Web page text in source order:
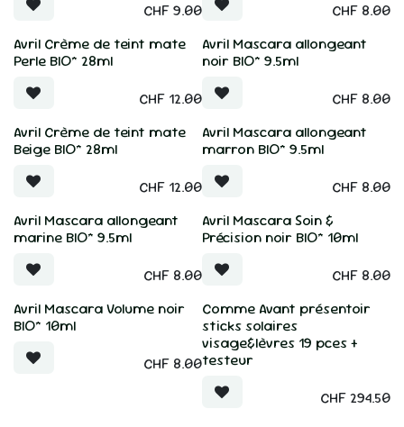
CHF9.00
CHF 8.00
Avril Crème de teint mate
Perle BIO* 28ml
CHF 12.00
Avril Mascara allongeant
noir BIO* 9.5ml
CHF 8.00
Avril Crème de teint mate
Beige BIO* 28ml
CHF 12.00
Avril Mascara allongeant
marron BIO* 9.5ml
CHF 8.00
Avril Mascara allongeant
marine BIO* 9.5ml
CHF 8.00
Avril Mascara Soin &
Précision noir BIO* 10ml
CHF 8.00
Avril Mascara Volume noir
BIO* 10ml
CHF 8.00
Comme Avant présentoir
sticks solaires
visage&lèvres 19 pces +
testeur
CHF294.50